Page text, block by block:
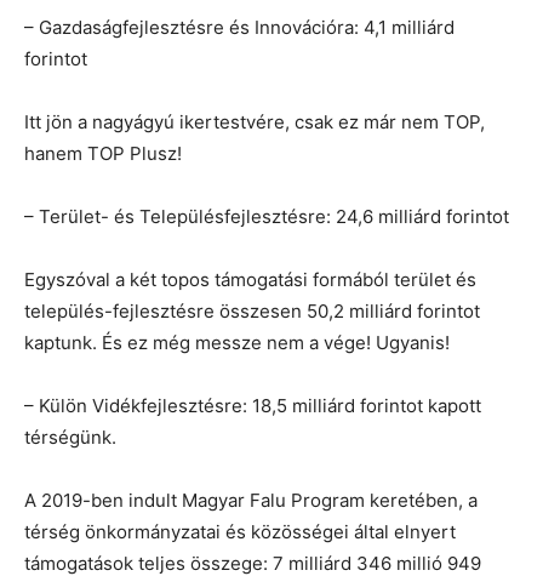
– Gazdaságfejlesztésre és Innovációra: 4,1 milliárd
forintot
Itt jön a nagyágyú ikertestvére, csak ez már nem TOP,
hanem TOP Plusz!
– Terület- és Településfejlesztésre: 24,6 milliárd forintot
Egyszóval a két topos támogatási formából terület és
település-fejlesztésre összesen 50,2 milliárd forintot
kaptunk. És ez még messze nem a vége! Ugyanis!
– Külön Vidékfejlesztésre: 18,5 milliárd forintot kapott
térségünk.
A 2019-ben indult Magyar Falu Program keretében, a
térség önkormányzatai és közösségei által elnyert
támogatások teljes összege: 7 milliárd 346 millió 949